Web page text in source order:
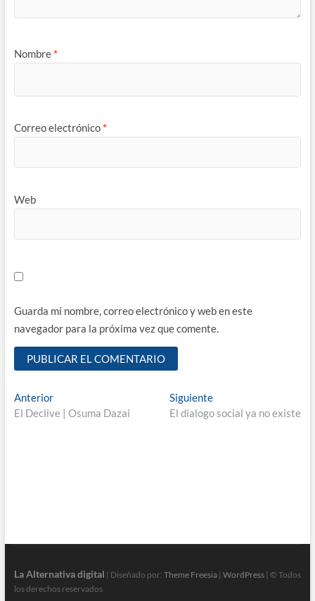
Nombre *
Correo electrónico *
Web
Guarda mi nombre, correo electrónico y web en este
navegador para la próxima vez que comente.
Navegación
de
AnteriorEntrada
anterior:
El Declive | Osuma Dazai
SiguienteEntrada
siguiente:
El dialogo social ya no existe
La Alternativa digital | Diseñado por: Theme Freesia| WordPress| © Todos
los derechos reservados